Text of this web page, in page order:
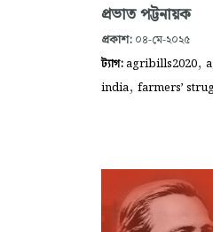
প্রভাত পট্টনায়ক
প্রকাশ: ০৪-মে-২০২৫
ট্যাগ:agribills2020,
india, farmers’